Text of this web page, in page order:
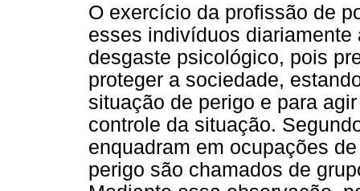
O exercício da profissão de
esses indivíduos
desgaste psicológico, pois
proteger a sociedade,
situação de perigo e para
controle da situação.
enquadram em ocupações
perigo são chamados de